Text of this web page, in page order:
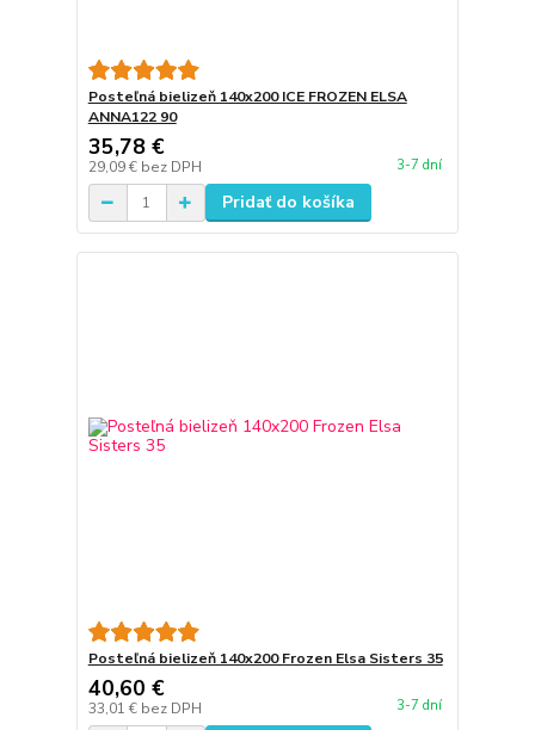
Posteľná bielizeň 140x200 ICE FROZEN ELSA
ANNA122 90
35,78 €
29,09 € bez DPH 3-7 dní
Pridať do košíka
Posteľná bielizeň 140x200 Frozen Elsa Sisters 35
40,60 €
33,01 € bez DPH 3-7 dní